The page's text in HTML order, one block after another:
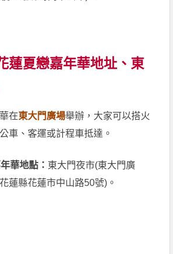
蓮夏戀嘉年華地址、東
在東大門廣場舉辦，大家可以搭火
車、客運或計程車抵達。
華地點： 東大門夜市(東大門廣
蓮縣花蓮市中山路50號)。